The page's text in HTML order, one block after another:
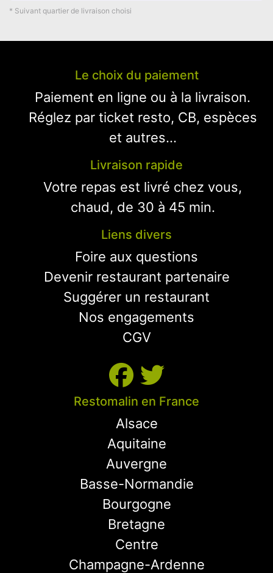
* Suivant quartier de livraison choisi
Le choix du paiement
Paiement en ligne ou à la livraison.
Réglez par ticket resto, CB, espèces
et autres...
Livraison rapide
Votre repas est livré chez vous,
chaud, de 30 à 45 min.
Liens divers
Foire aux questions
Devenir restaurant partenaire
Suggérer un restaurant
Nos engagements
CGV
Restomalin en France
Alsace
Aquitaine
Auvergne
Basse-Normandie
Bourgogne
Bretagne
Centre
Champagne-Ardenne